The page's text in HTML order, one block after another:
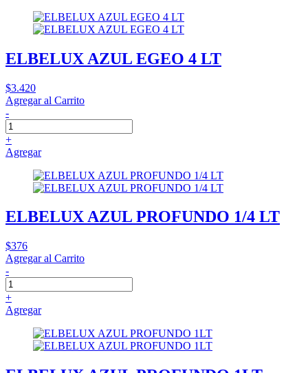
ELBELUX AZUL EGEO 4 LT
$3.420
Agregar al Carrito
-
+
Agregar
ELBELUX AZUL PROFUNDO 1/4 LT
$376
Agregar al Carrito
-
+
Agregar